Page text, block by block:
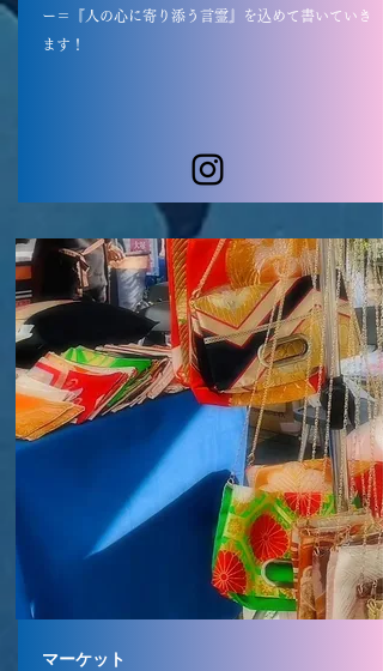
ー＝『人の心に寄り添う言霊』を込めて書いていき
ます！
マーケット